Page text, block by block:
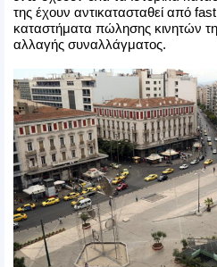
της έχουν αντικατασταθεί από
καταστήματα πώλησης κινητών
αλλαγής συναλλάγματος.